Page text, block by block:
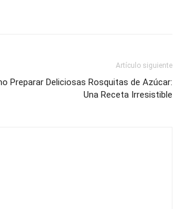
Artículo siguiente
Preparar Deliciosas Rosquitas de Azúcar:
Una Receta Irresistible